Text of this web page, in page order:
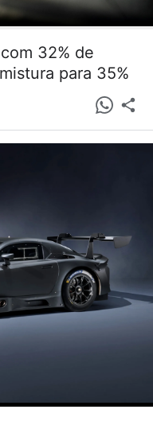
32% de
para 35%